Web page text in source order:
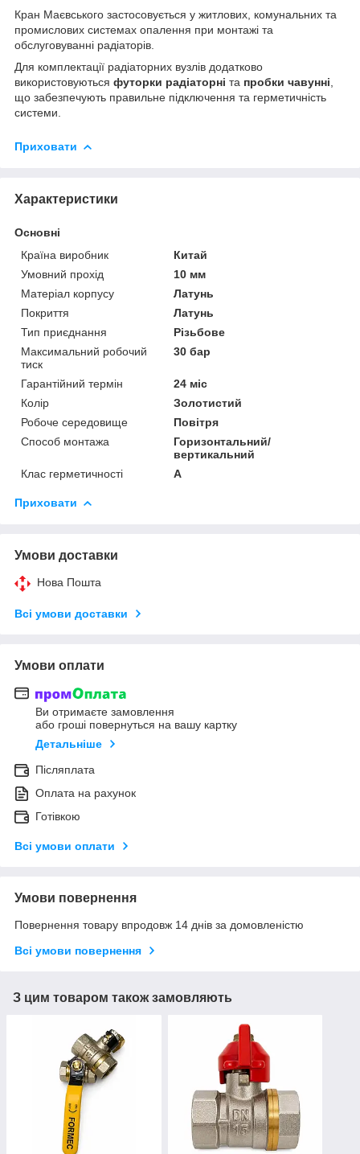
Кран Маєвського застосовується у житлових, комунальних та
промислових системах опалення при монтажі та
обслуговуванні радіаторів.
Для комплектації радіаторних вузлів додатково
використовуються футорки радіаторні та пробки чавунні
що забезпечують правильне підключення та герметичність
системи.
Приховати
Характеристики
Основні
Країна виробник
Китай
Умовний прохід
10 мм
Матеріал корпусу
Латунь
Покриття
Латунь
Тип приєднання
Різьбове
Максимальний робочий
тиск
30 бар
Гарантійний термін
24 міс
Колір
Золотистий
Робоче середовище
Повітря
Способ монтажа
Горизонтальний/
вертикальний
Клас герметичності
А
Приховати
Умови доставки
Нова Пошта
Всі умови доставки
Умови оплати
Ви отримаєте замовлення
або гроші повернуться на вашу картку
Детальніше
Післяплата
Оплата на рахунок
Готівкою
Всі умови оплати
Умови повернення
Повернення товару впродовж 14 днів за домовленістю
Всі умови повернення
З цим товаром також замовляють